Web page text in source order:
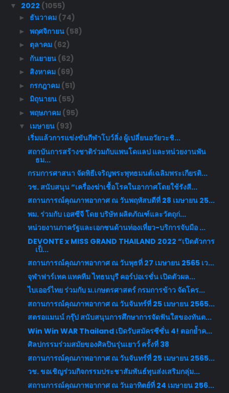
▼ 2022 (1055)
► ธันวาคม (74)
► พฤศจิกายน (58)
► ตุลาคม (62)
► กันยายน (62)
► สิงหาคม (69)
► กรกฎาคม (51)
► มิถุนายน (55)
► พฤษภาคม (95)
▼ เมษายน (93)
เริ่มแล้วการแข่งขันกีฬาโบว์ลิ่ง ผู้เปลี่ยนอวัยวะชิ...
สถาบันการสร้างชาติร่วมกับแพนโดแลป และหน่วยงานพัน
ธม...
กรมการศาสนา จัดพิธีเจริญพระพุทธมนต์เฉลิมพระเกียรติ...
วช. สนับสนุน “เครื่องฆ่าเชื้อโรคในอากาศโดยใช้รังสี...
สถานการณ์คุณภาพอากาศ ณ วันพฤหัสบดีที่ 28 เมษายน 25...
พม. ร่วมกับ เอสซีจี โดย บริษัท ผลิตภัณฑ์และวัตถุก่...
หน่วยงานภาครัฐและเอกชนด้านท่องเที่ยว-บริการจับมือ ...
DEVONTE x MISS GRAND THAILAND 2022 “เปิดตัวการ
เป็...
สถานการณ์คุณภาพอากาศ ณ วันพุธที่ 27 เมษายน 2565 เว...
จุฬาฟาร์เทค แทคทีม ไทธนบุรี คอร์ปอเรชั่น เปิดตัวผล...
ไบเออร์ไทย ร่วมกับ ม.เกษตรศาสตร์ กรมการข้าว จัดโคร...
สถานการณ์คุณภาพอากาศ ณ วันจันทร์ที่ 25 เมษายน 2565...
สตรอแมนน์ กรุ๊ป สนับสนุนการศึกษาการจัดฟันใสของทันต...
Win Win WAR Thailand เปิดรับสมัครซีซั่น 4! ตอกย้ำค...
ศิลปกรรมร่วมสมัยของศิลปินรุ่นเยาว์ ครั้งที่ 38
สถานการณ์คุณภาพอากาศ ณ วันจันทร์ที่ 25 เมษายน 2565...
วช. ขอเชิญร่วมกิจกรรมประชาสัมพันธ์ทุนส่งเสริมกลุ่ม...
สถานการณ์คุณภาพอากาศ ณ วันอาทิตย์ที่ 24 เมษายน 256...